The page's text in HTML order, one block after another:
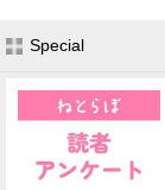
Special